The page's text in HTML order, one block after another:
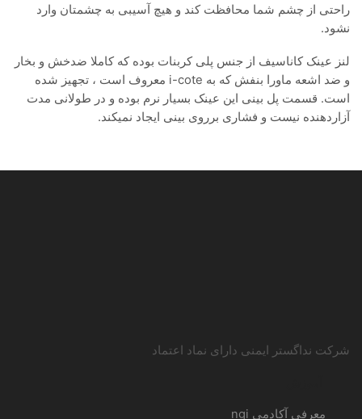
راحتی از چشم شما محافظت کند و هیچ آسیبی به چشمتان وارد
نشود.
لنز عینک کاناسیف از جنس پلی کربنات بوده که کاملا ضدخش و بخار
و ضد اشعه ماورا بنفش که به i-cote معروف است ، تجهیز شده
است. قسمت پل بینی این عینک بسیار نرم بوده و در طولانی مدت
آزاردهنده نیست و فشاری برروی بینی ایجاد نمیکند.
شرکت نداگستر ایمنی دارای نماد اعتماد
معرفی آکادمی ngi